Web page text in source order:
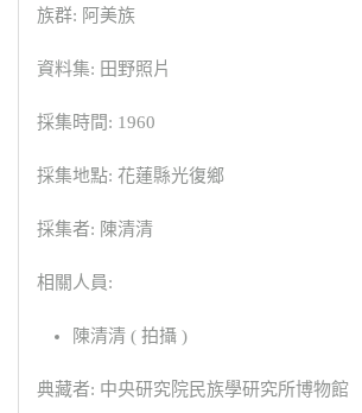
族群: 阿美族
資料集: 田野照片
採集時間: 1960
採集地點: 花蓮縣光復鄉
採集者: 陳清清
相關人員:
陳清清 ( 拍攝 )
典藏者: 中央研究院民族學研究所博物館